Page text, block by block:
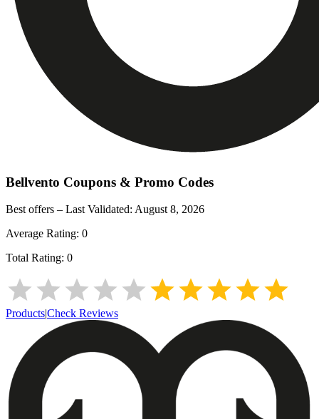
Bellvento Coupons & Promo Codes
Best offers – Last Validated: August 8, 2026
Average Rating: 0
Total Rating: 0
Products|Check Reviews